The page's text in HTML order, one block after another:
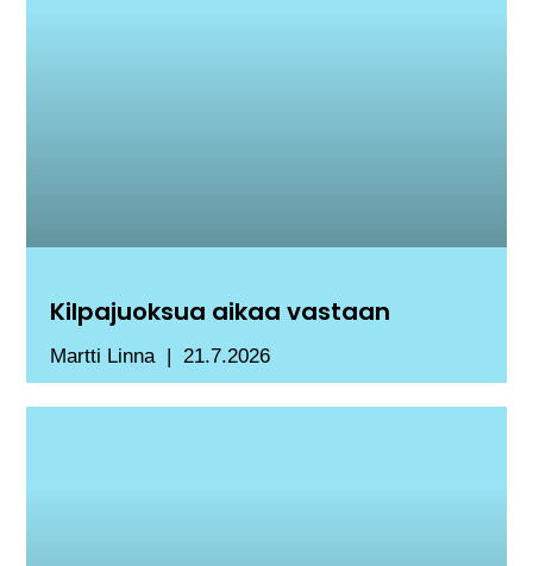
Kilpajuoksua aikaa vastaan
Martti Linna 21.7.2026